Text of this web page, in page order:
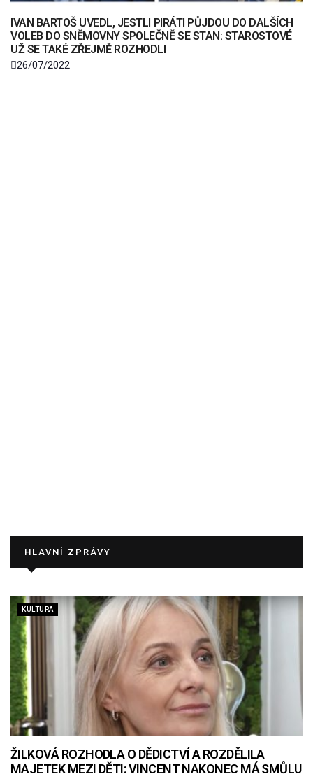
IVAN BARTOŠ UVEDL, JESTLI PIRÁTI PŮJDOU DO DALŠÍCH
VOLEB DO SNĚMOVNY SPOLEČNĚ SE STAN: STAROSTOVÉ
UŽ SE TAKÉ ZŘEJMĚ ROZHODLI
26/07/2022
HLAVNÍ ZPRÁVY
KULTURA
ŽILKOVÁ ROZHODLA O DĚDICTVÍ A ROZDĚLILA
MAJETEK MEZI DĚTI: VINCENT NAKONEC MÁ SMŮLU